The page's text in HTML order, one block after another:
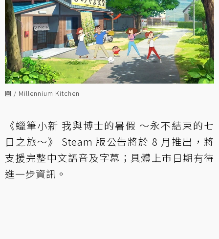
圖 / Millennium Kitchen
《蠟筆小新 我與博士的暑假 ～永不結束的七
日之旅～》 Steam 版公告將於 8 月推出，將
支援完整中文語音及字幕；具體上市日期有待
進一步資訊。